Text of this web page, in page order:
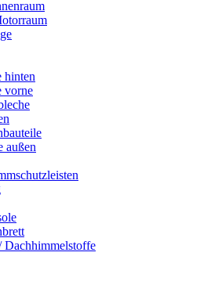
hinten
vorne
außen
Dachhimmelstoffe